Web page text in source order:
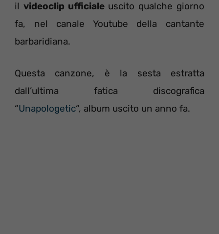
il videoclip ufficialeuscito qualche giorno
fa, nel canale Youtube della cantante
barbaridiana.
Questa canzone, è la sesta estratta
dall’ultima fatica discografica
“Unapologetic“, album uscito un anno fa.